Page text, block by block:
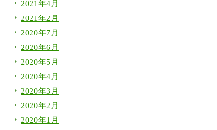
2021年4月
2021年2月
2020年7月
2020年6月
2020年5月
2020年4月
2020年3月
2020年2月
2020年1月